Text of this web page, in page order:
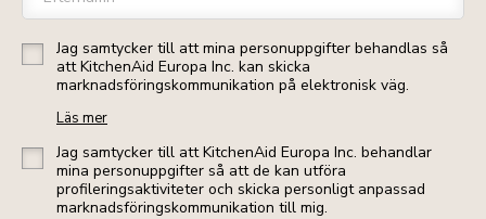
Jag samtycker till att mina personuppgifter behandlas så
att KitchenAid Europa Inc. kan skicka
marknadsföringskommunikation på elektronisk väg.
Läs mer
Jag samtycker till att KitchenAid Europa Inc. behandlar
mina personuppgifter så att de kan utföra
profileringsaktiviteter och skicka personligt anpassad
marknadsföringskommunikation till mig.